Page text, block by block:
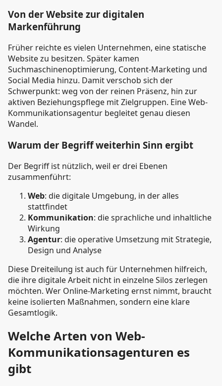
Von der Website zur digitalen
Markenführung
Früher reichte es vielen Unternehmen, eine statische
Website zu besitzen. Später kamen
Suchmaschinenoptimierung, Content-Marketing und
Social Media hinzu. Damit verschob sich der
Schwerpunkt: weg von der reinen Präsenz, hin zur
aktiven Beziehungspflege mit Zielgruppen. Eine Web-
Kommunikationsagentur begleitet genau diesen
Wandel.
Warum der Begriff weiterhin Sinn ergibt
Der Begriff ist nützlich, weil er drei Ebenen
zusammenführt:
Web: die digitale Umgebung, in der alles
stattfindet
Kommunikation: die sprachliche und inhaltliche
Wirkung
Agentur: die operative Umsetzung mit Strategie,
Design und Analyse
Diese Dreiteilung ist auch für Unternehmen hilfreich,
die ihre digitale Arbeit nicht in einzelne Silos zerlegen
möchten. Wer Online-Marketing ernst nimmt, braucht
keine isolierten Maßnahmen, sondern eine klare
Gesamtlogik.
Welche Arten von Web-
Kommunikationsagenturen es
gibt